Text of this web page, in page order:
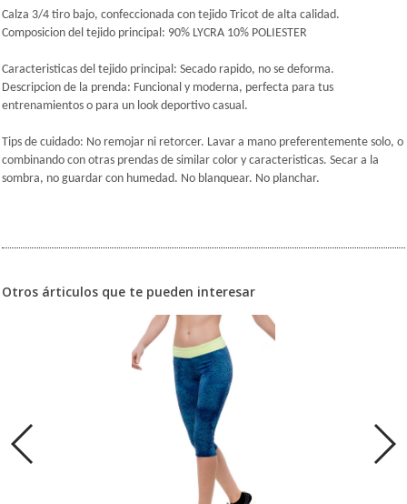
Calza 3/4 tiro bajo, confeccionada con tejido Tricot de alta calidad.
Composicion del tejido principal: 90% LYCRA 10% POLIESTER
Caracteristicas del tejido principal: Secado rapido, no se deforma.
Descripcion de la prenda: Funcional y moderna, perfecta para tus
entrenamientos o para un look deportivo casual.
Tips de cuidado: No remojar ni retorcer. Lavar a mano preferentemente solo, o
combinando con otras prendas de similar color y caracteristicas. Secar a la
sombra, no guardar con humedad. No blanquear. No planchar.
Otros árticulos que te pueden interesar